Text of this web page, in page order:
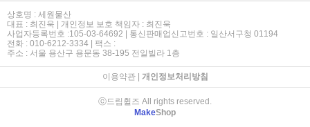
상호명 : 세원물산
대표 : 최진욱 | 개인정보 보호 책임자 : 최진욱
사업자등록번호 :105-03-64692 | 통신판매업신고번호 : 일산서구청 01194
전화 : 010-6212-3334 | 팩스 :
주소 : 서울 용산구 용문동 38-195 전일빌라 1층
이용약관| 개인정보처리방침
ⓒ드림휠즈 All rights reserved.
MakeShop